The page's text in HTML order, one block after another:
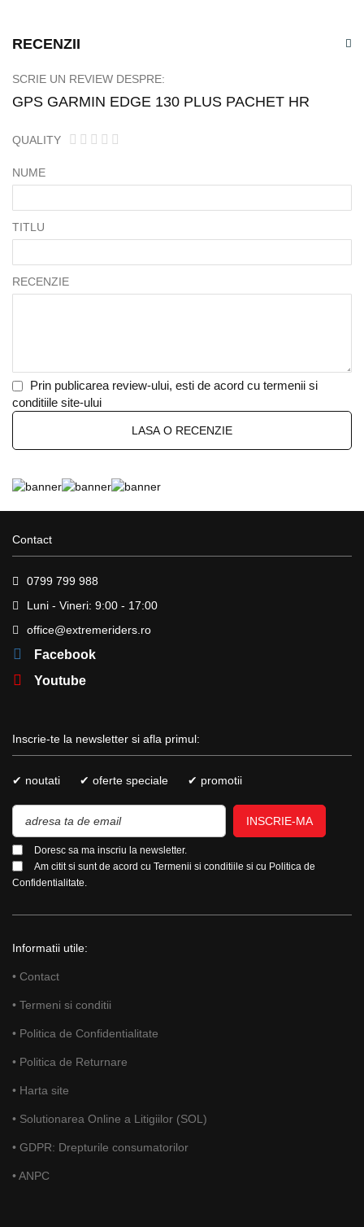
RECENZII
SCRIE UN REVIEW DESPRE:
GPS GARMIN EDGE 130 PLUS PACHET HR
QUALITY
NUME
TITLU
RECENZIE
Prin publicarea review-ului, esti de acord cu termenii si
conditiile site-ului
LASA O RECENZIE
Contact
0799 799 988
Luni - Vineri: 9:00 - 17:00
office@extremeriders.ro
Facebook
Youtube
Inscrie-te la newsletter si afla primul:
✔ noutati ✔ oferte speciale ✔ promotii
INSCRIE-MA
Doresc sa ma inscriu la newsletter.
Am citit si sunt de acord cu Termenii si conditiile si cu Politica de
Confidentialitate.
Informatii utile:
• Contact
• Termeni si conditii
• Politica de Confidentialitate
• Politica de Returnare
• Harta site
• Solutionarea Online a Litigiilor (SOL)
• GDPR: Drepturile consumatorilor
• ANPC